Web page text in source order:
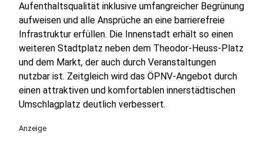
Aufenthaltsqualität inklusive umfangreicher Begrünung
aufweisen und alle Ansprüche an eine barrierefreie
Infrastruktur erfüllen. Die Innenstadt erhält so einen
weiteren Stadtplatz neben dem Theodor-Heuss-Platz
und dem Markt, der auch durch Veranstaltungen
nutzbar ist. Zeitgleich wird das ÖPNV-Angebot durch
einen attraktiven und komfortablen innerstädtischen
Umschlagplatz deutlich verbessert.
Anzeige